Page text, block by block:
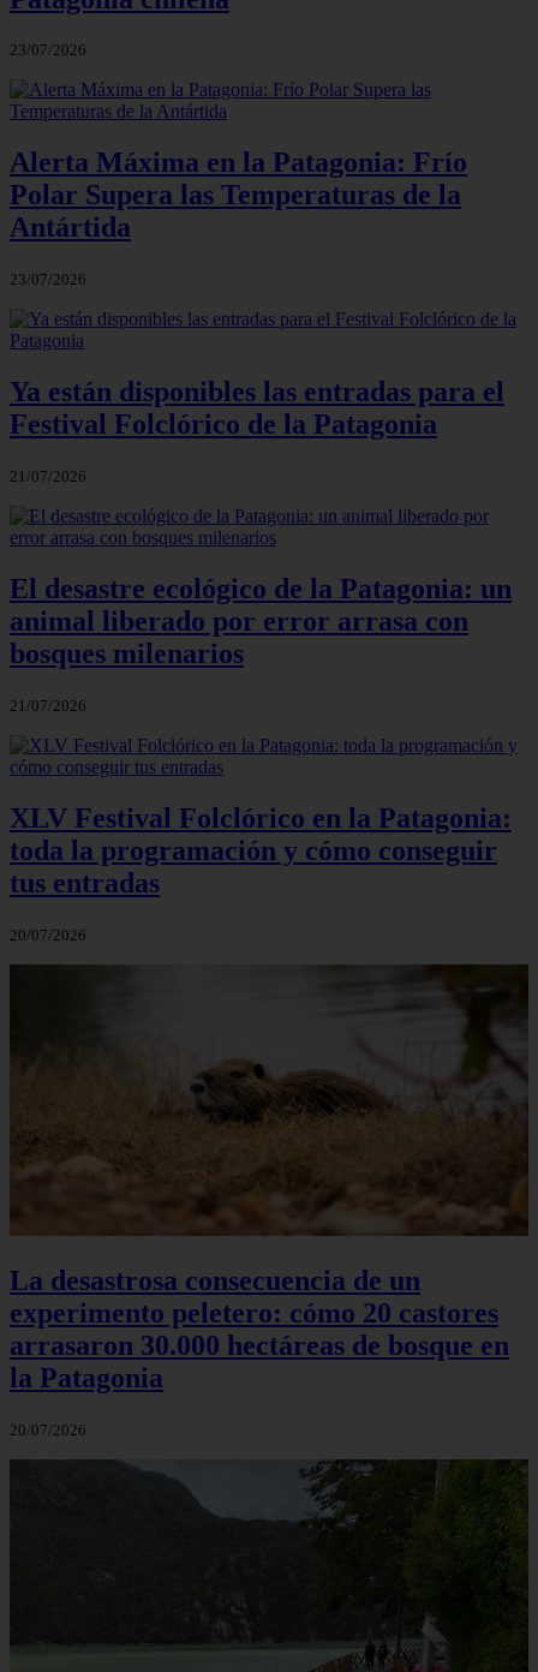
23/07/2026
Alerta Máxima en la Patagonia: Frío
Polar Supera las Temperaturas de la
Antártida
23/07/2026
Ya están disponibles las entradas para el
Festival Folclórico de la Patagonia
21/07/2026
El desastre ecológico de la Patagonia: un
animal liberado por error arrasa con
bosques milenarios
21/07/2026
XLV Festival Folclórico en la Patagonia:
toda la programación y cómo conseguir
tus entradas
20/07/2026
La desastrosa consecuencia de un
experimento peletero: cómo 20 castores
arrasaron 30.000 hectáreas de bosque en
la Patagonia
20/07/2026